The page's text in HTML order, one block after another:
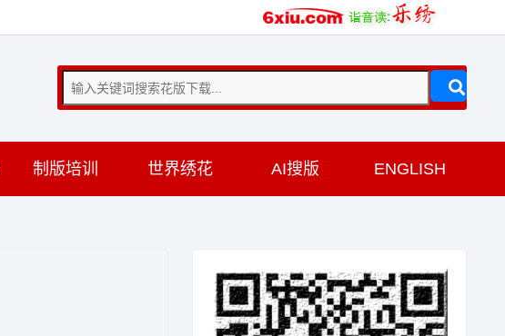
制版培训 世界绣花 AI搜版 ENGLISH